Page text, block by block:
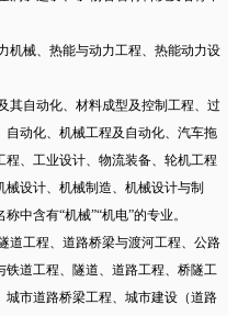
机械、热能与动力工程、热能动力设
其自动化、材料成型及控制工程、过
动化、机械工程及自动化、汽车拖
、工业设计、物流装备、轮机工程
设计、机械制造、机械设计与制
中含有“机械”“机电”的专业。
道工程、道路桥梁与渡河工程、公路
道工程、隧道、道路工程、桥隧工
市道路桥梁工程、城市建设（道路